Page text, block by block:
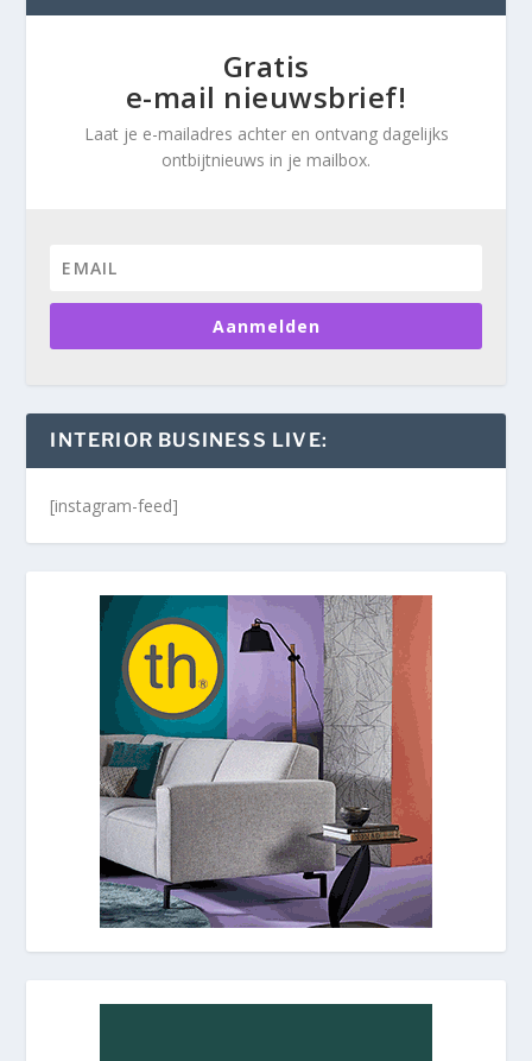
Gratis
e-mail nieuwsbrief!
Laat je e-mailadres achter en ontvang dagelijks
ontbijtnieuws in je mailbox.
Aanmelden
INTERIOR BUSINESS LIVE:
[instagram-feed]